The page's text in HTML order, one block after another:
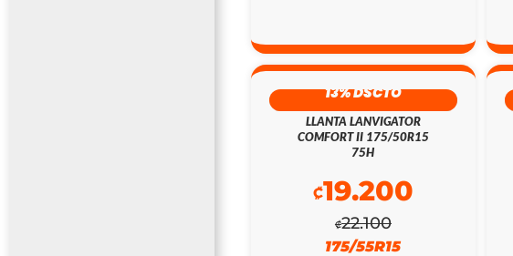
13% DSCTO
LLANTA LANVIGATOR
COMFORT II 175/50R15
75H
₡22.100
₡19.200
175/55R15